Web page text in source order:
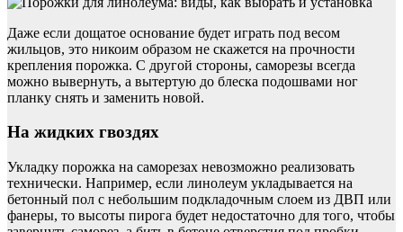
Даже если дощатое основание будет играть под весом
жильцов, это никоим образом не скажется на прочности
крепления порожка. С другой стороны, саморезы всегда
можно вывернуть, а вытертую до блеска подошвами ног
планку снять и заменить новой.
На жидких гвоздях
Укладку порожка на саморезах невозможно реализовать
технически. Например, если линолеум укладывается на
бетонный пол с небольшим подкладочным слоем из ДВП или
фанеры, то высоты пирога будет недостаточно для того, чтобы